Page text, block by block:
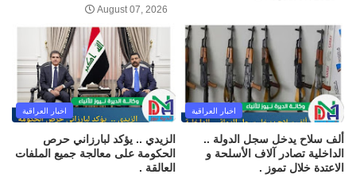
August 07, 2026
اخبار العراقية
ألف سلاح يدخل سجل الدولة ..
الداخلية تصادر آلاف الأسلحة و
الاعتدة خلال تموز .
اخبار العراقية
الزيدي .. يؤكد لبارزاني حرص
الحكومة على معالجة جميع الملفات
العالقة .